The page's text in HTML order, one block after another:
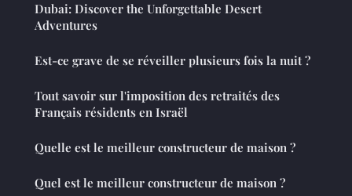
Dubai: Discover the Unforgettable Desert
Adventures
Est-ce grave de se réveiller plusieurs fois la nuit ?
Tout savoir sur l'imposition des retraités des
Français résidents en Israël
Quelle est le meilleur constructeur de maison ?
Quel est le meilleur constructeur de maison ?